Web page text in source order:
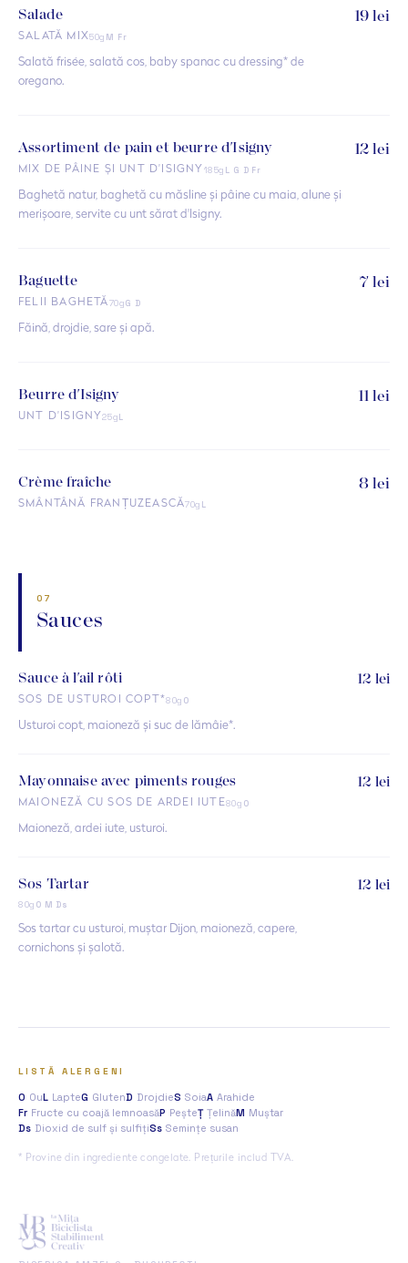
Salade
SALATĂ MIX50g M Fr
Salată frisée, salată cos, baby spanac cu dressing* de
oregano.
19 lei
Assortiment de pain et beurre d'Isigny
MIX DE PÂINE ȘI UNT D'ISIGNY 185g L G D Fr
Baghetă natur, baghetă cu măsline și pâine cu maia, alune și
merișoare, servite cu unt sărat d'Isigny.
12 lei
Baguette
FELII BAGHETĂ70gG D
Făină, drojdie, sare și apă.
7 lei
Beurre d'Isigny
UNT D'ISIGNY25gL
11 lei
Crème fraîche
SMÂNTÂNĂ FRANȚUZEASCĂ70g L
8 lei
07
Sauces
Sauce à l'ail rôti
SOS DE USTUROI COPT*80g O
Usturoi copt, maioneză și suc de lămâie*.
12 lei
Mayonnaise avec piments rouges
MAIONEZĂ CU SOS DE ARDEI IUTE80g O
Maioneză, ardei iute, usturoi.
12 lei
Sos Tartar
80g O M Ds
Sos tartar cu usturoi, muștar Dijon, maioneză, capere,
cornichons și șalotă.
12 lei
LISTĂ ALERGENI
O OuL LapteG GlutenD DrojdieS SoiaA Arahide
Fr Fructe cu coajă lemnoasăP PeșteȚ ȚelinăM Muștar
Ds Dioxid de sulf și sulfițiSs Semințe susan
* Provine din ingrediente congelate. Prețurile includ TVA.